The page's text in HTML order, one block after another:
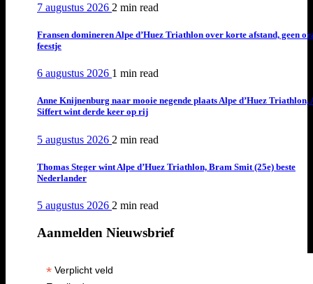
7 augustus 2026 2 min read
Fransen domineren Alpe d’Huez Triathlon over korte afstand, geen
feestje
6 augustus 2026 1 min read
Anne Knijnenburg naar mooie negende plaats Alpe d’Huez Triathlon,
Siffert wint derde keer op rij
5 augustus 2026 2 min read
Thomas Steger wint Alpe d’Huez Triathlon, Bram Smit (25e) beste
Nederlander
5 augustus 2026 2 min read
Aanmelden Nieuwsbrief
*Verplicht veld